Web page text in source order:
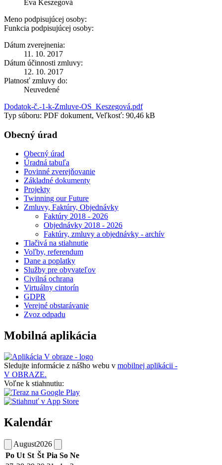
Eva Keszegová
Meno podpisujúcej osoby:
Funkcia podpisujúcej osoby:
Dátum zverejnenia:
11. 10. 2017
Dátum účinnosti zmluvy:
12. 10. 2017
Platnosť zmluvy do:
Neuvedené
Dodatok-č.-1-k-Zmluve-OS_Keszegová.pdf
Typ súboru: PDF dokument, Veľkosť: 90,46 kB
Obecný úrad
Obecný úrad
Úradná tabuľa
Povinné zverejňovanie
Základné dokumenty
Projekty
Twinning our Future
Zmluvy, Faktúry, Objednávky
Faktúry 2018 - 2026
Objednávky 2018 - 2026
Faktúry, zmluvy a objednávky - archív
Tlačivá na stiahnutie
Voľby, referendum
Dane a poplatky
Služby pre obyvateľov
Civilná ochrana
Virtuálny cintorín
GDPR
Verejné obstarávanie
Zvoz odpadu
Mobilná aplikácia
Sledujte informácie z nášho webu v mobilnej aplikácii -
V OBRAZE.
Voľne k stiahnutiu:
Kalendár
August2026
Po Ut St Št Pia So Ne